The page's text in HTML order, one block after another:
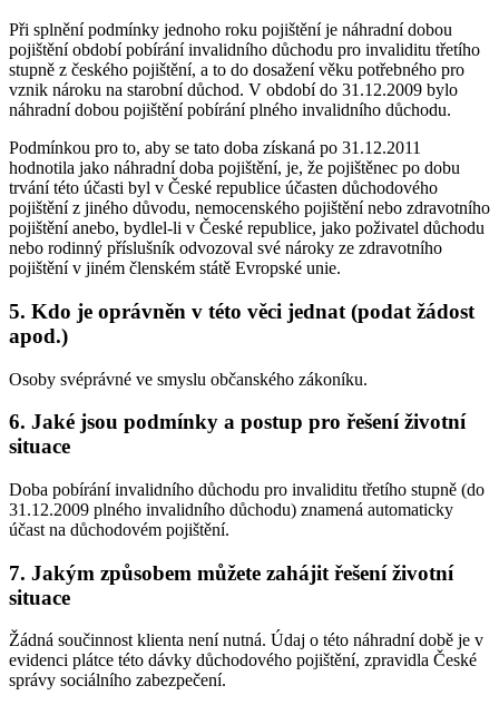
Při splnění podmínky jednoho roku pojištění je náhradní dobou
pojištění období pobírání invalidního důchodu pro invaliditu třetího
stupně z českého pojištění, a to do dosažení věku potřebného pro
vznik nároku na starobní důchod. V období do 31.12.2009 bylo
náhradní dobou pojištění pobírání plného invalidního důchodu.
Podmínkou pro to, aby se tato doba získaná po 31.12.2011
hodnotila jako náhradní doba pojištění, je, že pojištěnec po dobu
trvání této účasti byl v České republice účasten důchodového
pojištění z jiného důvodu, nemocenského pojištění nebo zdravotního
pojištění anebo, bydlel-li v České republice, jako poživatel důchodu
nebo rodinný příslušník odvozoval své nároky ze zdravotního
pojištění v jiném členském státě Evropské unie.
5. Kdo je oprávněn v této věci jednat (podat žádost
apod.)
Osoby svéprávné ve smyslu občanského zákoníku.
6. Jaké jsou podmínky a postup pro řešení životní
situace
Doba pobírání invalidního důchodu pro invaliditu třetího stupně (do
31.12.2009 plného invalidního důchodu) znamená automaticky
účast na důchodovém pojištění.
7. Jakým způsobem můžete zahájit řešení životní
situace
Žádná součinnost klienta není nutná. Údaj o této náhradní době je v
evidenci plátce této dávky důchodového pojištění, zpravidla České
správy sociálního zabezpečení.